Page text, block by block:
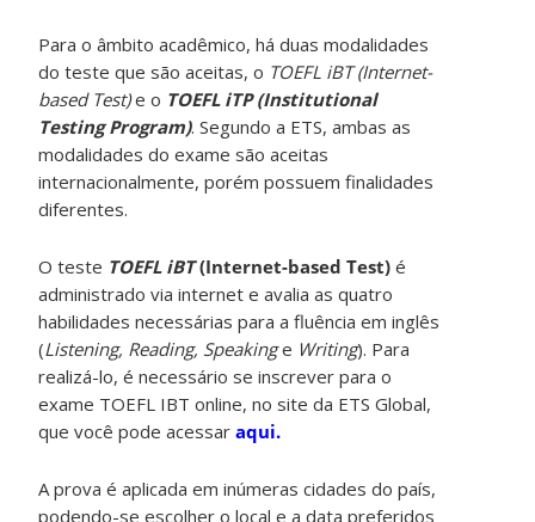
Para o âmbito acadêmico, há duas modalidades
do teste que são aceitas, o TOEFL iBT (Internet-
based Test)e o TOEFL iTP (Institutional
Testing Program). Segundo a ETS, ambas as
modalidades do exame são aceitas
internacionalmente, porém possuem finalidades
diferentes.
O teste TOEFL iBT(Internet-based Test) é
administrado via internet e avalia as quatro
habilidades necessárias para a fluência em inglês
(Listening, Reading, Speakinge Writing). Para
realizá-lo, é necessário se inscrever para o
exame TOEFL IBT online, no site da ETS Global,
que você pode acessaraqui.
A prova é aplicada em inúmeras cidades do país,
podendo-se escolher o local e a data preferidos